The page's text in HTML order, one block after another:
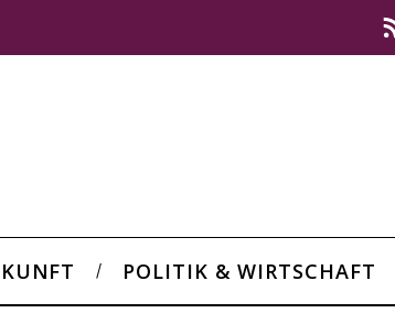
POLITIK & WIRTSCHAFT